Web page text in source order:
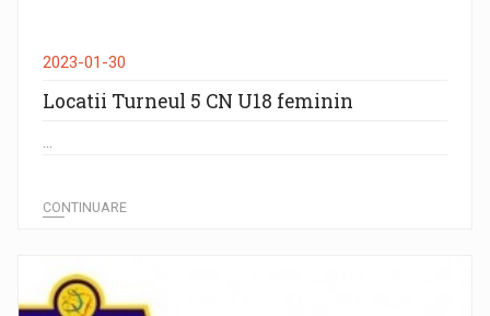
2023-01-30
Locatii Turneul 5 CN U18 feminin
CONTINUARE